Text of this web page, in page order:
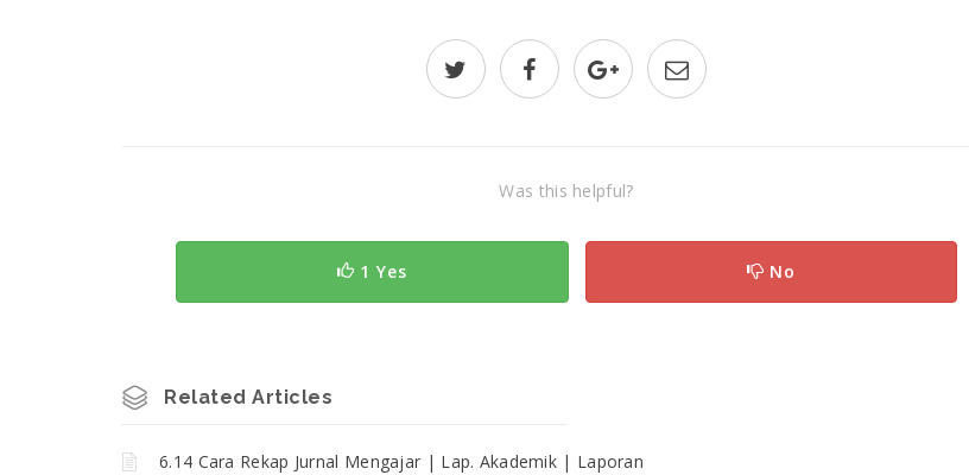
Was this helpful?
1 Yes No
Related Articles
6.14 Cara Rekap Jurnal Mengajar | Lap. Akademik | Laporan